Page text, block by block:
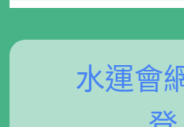
水運會